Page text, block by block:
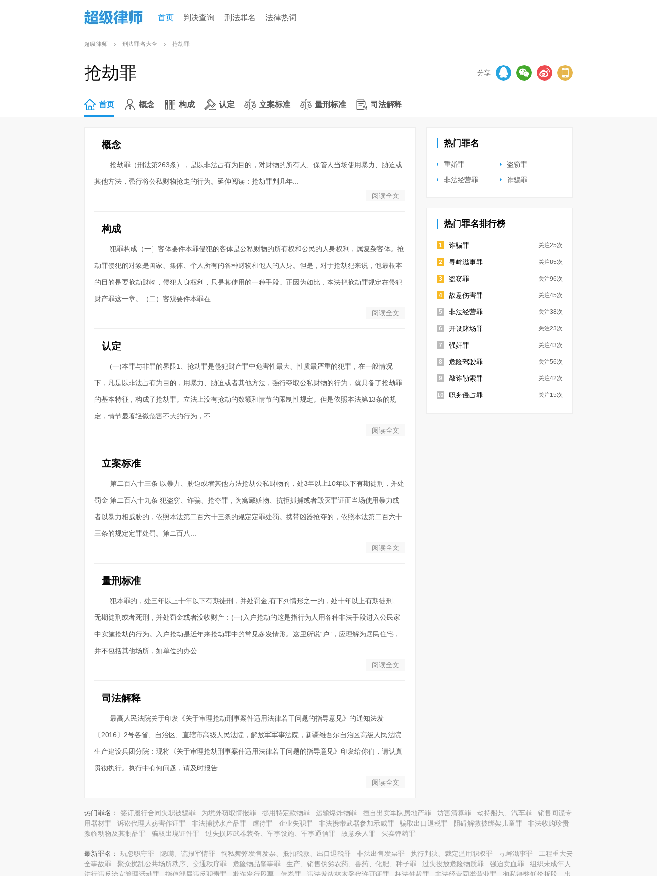
首页 判决查询 刑法罪名 法律热词
超级律师 刑法罪名大全 抢劫罪
抢劫罪 分享
首页 概念 构成 认定 立案标准 量刑标准 司法解释
概念
抢劫罪（刑法第263条），是以非法占有为目的，对财物的所有人、保管人当场使用暴力、胁迫或
其他方法，强行将公私财物抢走的行为。延伸阅读：抢劫罪判几年...
阅读全文
构成
犯罪构成（一）客体要件本罪侵犯的客体是公私财物的所有权和公民的人身权利，属复杂客体。抢
劫罪侵犯的对象是国家、集体、个人所有的各种财物和他人的人身。但是，对于抢劫犯来说，他最根本
的目的是要抢劫财物，侵犯人身权利，只是其使用的一种手段。正因为如比，本法把抢劫罪规定在侵犯
财产罪这一章。（二）客观要件本罪在...
阅读全文
认定
(一)本罪与非罪的界限1、抢劫罪是侵犯财产罪中危害性最大、性质最严重的犯罪，在一般情况
下，凡是以非法占有为目的，用暴力、胁迫或者其他方法，强行夺取公私财物的行为，就具备了抢劫罪
的基本特征，构成了抢劫罪。立法上没有抢劫的数额和情节的限制性规定。但是依照本法第13条的规
定，情节显著轻微危害不大的行为，不...
阅读全文
立案标准
第二百六十三条 以暴力、胁迫或者其他方法抢劫公私财物的，处3年以上10年以下有期徒刑，并处
罚金;第二百六十九条 犯盗窃、诈骗、抢夺罪，为窝藏赃物、抗拒抓捕或者毁灭罪证而当场使用暴力或
者以暴力相威胁的，依照本法第二百六十三条的规定定罪处罚。携带凶器抢夺的，依照本法第二百六十
三条的规定定罪处罚。第二百八...
阅读全文
量刑标准
犯本罪的，处三年以上十年以下有期徒刑，并处罚金;有下列情形之一的，处十年以上有期徒刑、
无期徒刑或者死刑，并处罚金或者没收财产：(一)入户抢劫的这是指行为人用各种非法手段进入公民家
中实施抢劫的行为。入户抢劫是近年来抢劫罪中的常见多发情形。这里所说“户”，应理解为居民住宅，
并不包括其他场所，如单位的办公...
阅读全文
司法解释
最高人民法院关于印发《关于审理抢劫刑事案件适用法律若干问题的指导意见》的通知法发
〔2016〕2号各省、自治区、直辖市高级人民法院，解放军军事法院，新疆维吾尔自治区高级人民法院
生产建设兵团分院：现将《关于审理抢劫刑事案件适用法律若干问题的指导意见》印发给你们，请认真
贯彻执行。执行中有何问题，请及时报告...
阅读全文
热门罪名
重婚罪
盗窃罪
非法经营罪
诈骗罪
热门罪名排行榜
1 诈骗罪 关注25次
2 寻衅滋事罪 关注85次
3 盗窃罪 关注96次
4 故意伤害罪 关注45次
5 非法经营罪 关注38次
6 开设赌场罪 关注23次
7 强奸罪 关注43次
8 危险驾驶罪 关注56次
9 敲诈勒索罪 关注42次
10 职务侵占罪 关注15次
热门罪名： 签订履行合同失职被骗罪 为境外窃取情报罪 挪用特定款物罪 运输爆炸物罪 擅自出卖军队房地产罪 妨害清算罪 劫持船只、汽车罪
销售间谍专
用器材罪
诉讼代理人妨害作证罪 非法捕捞水产品罪 虐待罪 企业失职罪 非法携带武器参加示威罪 骗取出口退税罪 阻碍解救被绑架儿童罪
非法收购珍贵
濒临动物及其制品罪
骗取出境证件罪 过失损坏武器装备、军事设施、军事通信罪 故意杀人罪 买卖弹药罪
最新罪名： 玩忽职守罪 隐瞒、谎报军情罪 徇私舞弊发售发票、抵扣税款、出口退税罪 非法出售发票罪 执行判决、裁定滥用职权罪 寻衅滋事罪
工程重大安
全事故罪
聚众扰乱公共场所秩序、交通秩序罪 危险物品肇事罪 生产、销售伪劣农药、兽药、化肥、种子罪 过失投放危险物质罪 强迫卖血罪
组织未成年人
进行违反治安管理活动罪
指使部属违反职责罪 欺诈发行股票、债券罪 违法发放林木采代许可证罪 枉法仲裁罪 非法经营同类营业罪 徇私舞弊低价折股、出